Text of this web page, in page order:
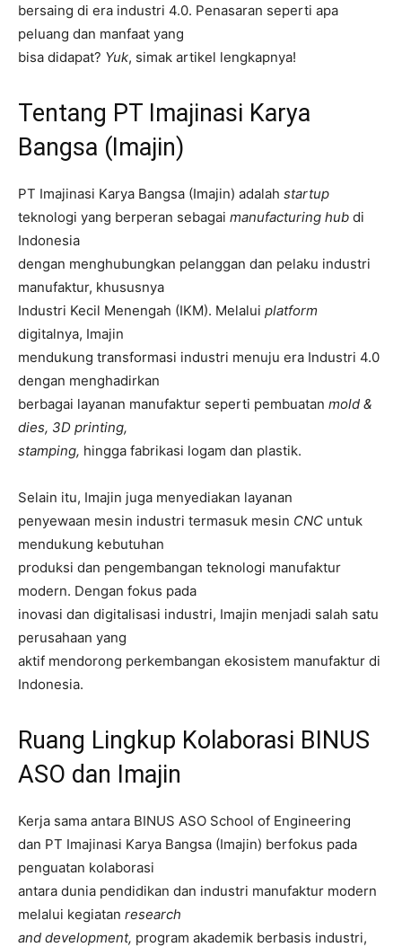
bersaing di era industri 4.0. Penasaran seperti apa
peluang dan manfaat yang
bisa didapat? Yuk, simak artikel lengkapnya!
Tentang PT Imajinasi Karya
Bangsa (Imajin)
PT Imajinasi Karya Bangsa (Imajin) adalah startup
teknologi yang berperan sebagai manufacturing hub di
Indonesia
dengan menghubungkan pelanggan dan pelaku industri
manufaktur, khususnya
Industri Kecil Menengah (IKM). Melalui platform
digitalnya, Imajin
mendukung transformasi industri menuju era Industri 4.0
dengan menghadirkan
berbagai layanan manufaktur seperti pembuatan mold &
dies, 3D printing,
stamping, hingga fabrikasi logam dan plastik.
Selain itu, Imajin juga menyediakan layanan
penyewaan mesin industri termasuk mesin CNC untuk
mendukung kebutuhan
produksi dan pengembangan teknologi manufaktur
modern. Dengan fokus pada
inovasi dan digitalisasi industri, Imajin menjadi salah satu
perusahaan yang
aktif mendorong perkembangan ekosistem manufaktur di
Indonesia.
Ruang Lingkup Kolaborasi BINUS
ASO dan Imajin
Kerja sama antara BINUS ASO School of Engineering
dan PT Imajinasi Karya Bangsa (Imajin) berfokus pada
penguatan kolaborasi
antara dunia pendidikan dan industri manufaktur modern
melalui kegiatan research
and development, program akademik berbasis industri,